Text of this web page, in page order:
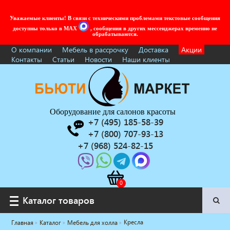
Уважаемые клиенты! В связи с техническими проблемами текстовые сообщения
доступны только в MAX
, сообщения в других мессенджерах временно не
обрабатываются.
О компании Мебель в рассрочку Доставка
Акции
Контакты
Статьи Новости Наши клиенты
Оборудование для салонов красоты
+7 (495) 185-58-39
+7 (800) 707-93-13
+7 (968) 524-82-15
Каталог товаров
Каталог товаров
Главная Каталог Мебель для холла Кресла